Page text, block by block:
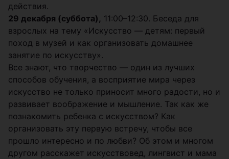
действия.
29 декабря (суббота), 11:00–12:30. Беседа для
взрослых на тему «Искусство — детям: первый
поход в музей и как организовать домашнее
занятие по искусству».
Все знают, что творчество — один из лучших
способов обучения, а восприятие мира через
искусство не только приносит много радости, но и
развивает воображение и мышление. Так как же
познакомить ребенка с искусством? Как
организовать эту первую встречу, чтобы все
прошло интересно и по любви? Об этом и многом
другом расскажет искусствовед, лингвист и мама